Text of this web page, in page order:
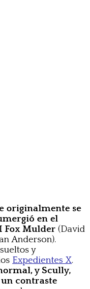
originalmente se
en el
Fox Mulder (David
Anderson).
y
Expedientes X.
y Scully,
contraste